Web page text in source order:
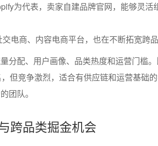
为代表，卖家自建品牌官网，能够灵
电商、内容电商平台，也在不断拓宽跨品
分配、用户画像、品类热度和运营门槛
但竞争激烈，适合有供应链和运营基础
团队。
跨品类掘金机会